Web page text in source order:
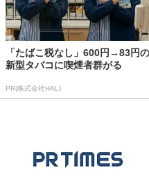
「たばこ税なし」600円→83円の
新型タバコに喫煙者群がる
PR(株式会社HAL)